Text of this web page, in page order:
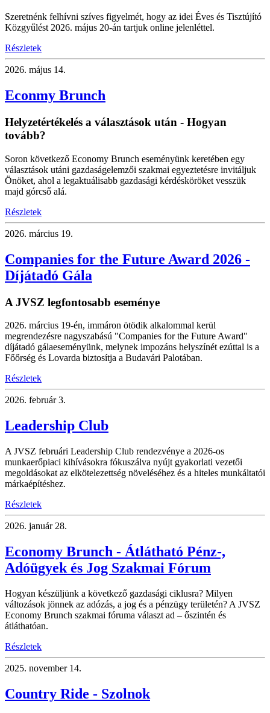
Szeretnénk felhívni szíves figyelmét, hogy az idei Éves és Tisztújító
Közgyűlést 2026. május 20-án tartjuk online jelenléttel.
Részletek
2026. május 14.
Econmy Brunch
Helyzetértékelés a választások után - Hogyan
tovább?
Soron következő Economy Brunch eseményünk keretében egy
választások utáni gazdaságelemzői szakmai egyeztetésre invitáljuk
Önöket, ahol a legaktuálisabb gazdasági kérdésköröket vesszük
majd górcső alá.
Részletek
2026. március 19.
Companies for the Future Award 2026 -
Díjátadó Gála
A JVSZ legfontosabb eseménye
2026. március 19-én, immáron ötödik alkalommal kerül
megrendezésre nagyszabású "Companies for the Future Award"
díjátadó gálaeseményünk, melynek impozáns helyszínét ezúttal is a
Főőrség és Lovarda biztosítja a Budavári Palotában.
Részletek
2026. február 3.
Leadership Club
A JVSZ februári Leadership Club rendezvénye a 2026-os
munkaerőpiaci kihívásokra fókuszálva nyújt gyakorlati vezetői
megoldásokat az elkötelezettség növeléséhez és a hiteles munkáltatói
márkaépítéshez.
Részletek
2026. január 28.
Economy Brunch - Átlátható Pénz-,
Adóügyek és Jog Szakmai Fórum
Hogyan készüljünk a következő gazdasági ciklusra? Milyen
változások jönnek az adózás, a jog és a pénzügy területén? A JVSZ
Economy Brunch szakmai fóruma választ ad – őszintén és
átláthatóan.
Részletek
2025. november 14.
Country Ride - Szolnok